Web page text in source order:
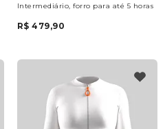
Intermediário, forro para até 5 horas
R$ 479,90